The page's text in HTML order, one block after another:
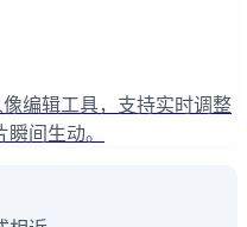
像编辑工具，支持实时调整
间生动。